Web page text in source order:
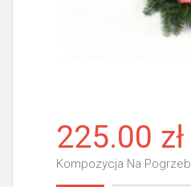
225.00 zł
Kompozycja Na Pogrzeb